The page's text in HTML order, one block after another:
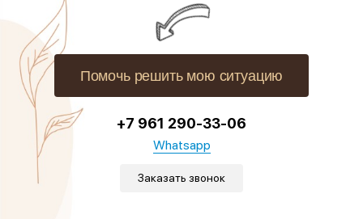
Помочь решить мою ситуацию
+7 961 290-33-06
Whatsapp
Заказать звонок